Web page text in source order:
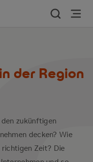
der Region
zukünftigen
decken? Wie
Zeit? Die